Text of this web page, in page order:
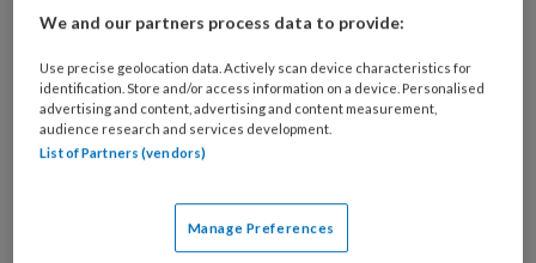
Al een account of abonnement?Log dan in
Wat
is
je
wachtwoord* *
We and our partners process data to provide:
Use precise geolocation data. Actively scan device characteristics for
identification. Store and/or access information on a device. Personalised
advertising and content, advertising and content measurement,
audience research and services development.
List of Partners (vendors)
Manage Preferences